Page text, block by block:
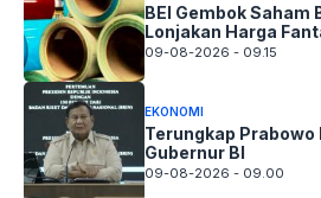
BEI Gembok Saham
Lonjakan Harga
09-08-2026 - 09.15
EKONOMI
Terungkap Prabowo
Gubernur BI
09-08-2026 - 09.00